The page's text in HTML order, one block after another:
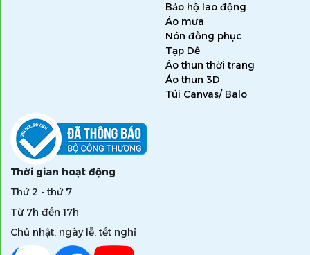
Bảo hộ lao động
Áo mưa
Nón đồng phục
Tạp Dề
Áo thun thời trang
Áo thun 3D
Túi Canvas/ Balo
Thời gian hoạt động
Thứ 2 - thứ 7
Từ 7h đến 17h
Chủ nhật, ngày lễ, tết nghỉ